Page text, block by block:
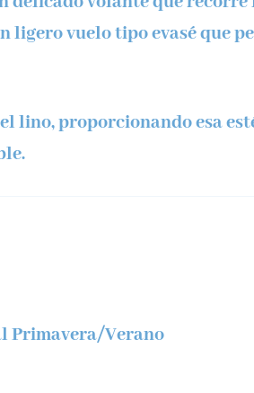
ligero vuelo tipo evasé que
lino, proporcionando esa
Primavera/Verano